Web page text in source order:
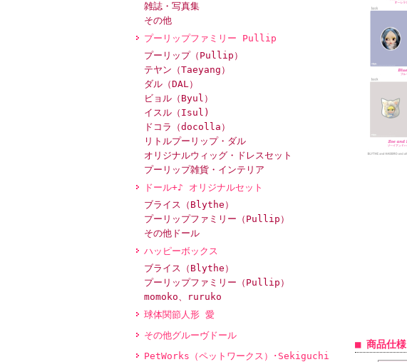
雑誌・写真集
その他
プーリップファミリー Pullip
プーリップ（Pullip）
テヤン（Taeyang）
ダル（DAL）
ビョル（Byul）
イスル（Isul)
ドコラ（docolla）
リトルプーリップ・ダル
オリジナルウィッグ・ドレスセット
プーリップ雑貨・インテリア
ドール+♪ オリジナルセット
ブライス（Blythe）
プーリップファミリー（Pullip）
その他ドール
ハッピーボックス
ブライス（Blythe）
プーリップファミリー（Pullip）
momoko、ruruko
球体関節人形 愛
その他グルーヴドール
PetWorks（ペットワークス）･Sekiguchi
■ 商品仕様